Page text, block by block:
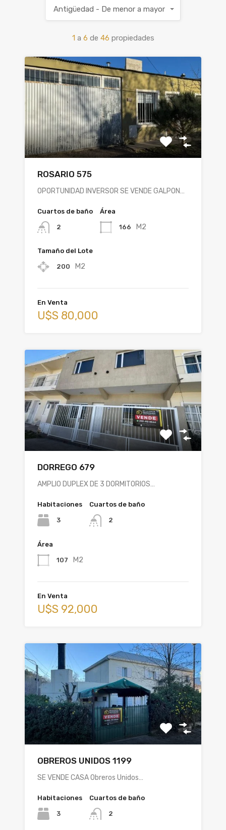
1 a 6 de 46 propiedades
Antigüedad - De menor a mayor
ROSARIO 575
OPORTUNIDAD INVERSOR SE VENDE GALPON…
Cuartos de baño
2
Área
166 M2
Tamaño del Lote
200 M2
En Venta
U$S 80,000
DORREGO 679
AMPLIO DUPLEX DE 3 DORMITORIOS…
Habitaciones
3
Cuartos de baño
2
Área
107 M2
En Venta
U$S 92,000
OBREROS UNIDOS 1199
SE VENDE CASA Obreros Unidos…
Habitaciones
3
Cuartos de baño
2